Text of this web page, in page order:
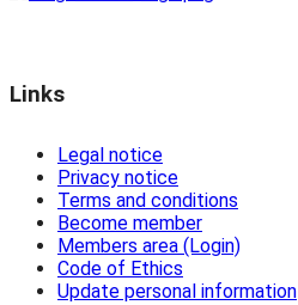
Links
Legal notice
Privacy notice
Terms and conditions
Become member
Members area (Login)
Code of Ethics
Update personal information